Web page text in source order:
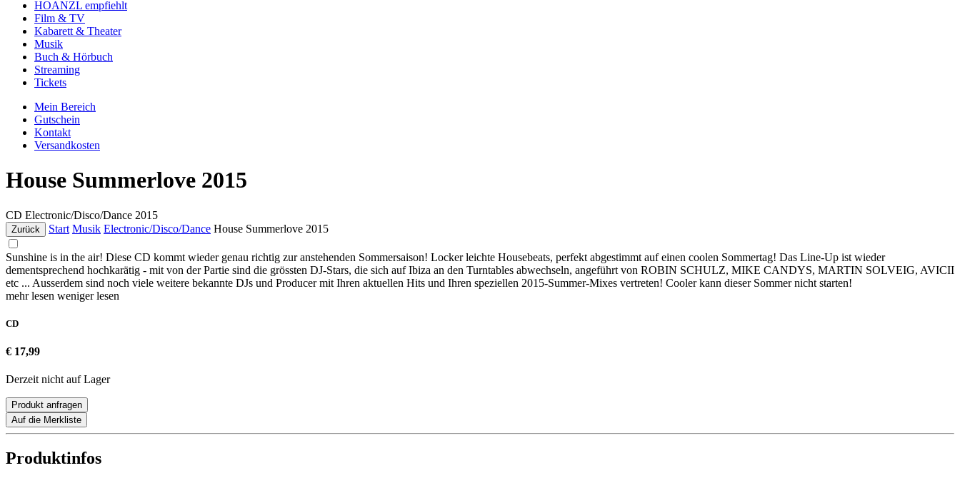
HOANZL empfiehlt
Film & TV
Kabarett & Theater
Musik
Buch & Hörbuch
Streaming
Tickets
Mein Bereich
Gutschein
Kontakt
Versandkosten
House Summerlove 2015
CD Electronic/Disco/Dance 2015
Zurück Start Musik Electronic/Disco/Dance House Summerlove 2015
Sunshine is in the air! Diese CD kommt wieder genau richtig zur anstehenden Sommersaison! Locker leichte Housebeats, perfekt abgestimmt auf einen coolen Sommertag! Das Line-Up ist wieder
dementsprechend hochkarätig - mit von der Partie sind die grössten DJ-Stars, die sich auf Ibiza an den Turntables abwechseln, angeführt von ROBIN SCHULZ, MIKE CANDYS, MARTIN SOLVEIG, AVICII
etc ... Ausserdem sind noch viele weitere bekannte DJs und Producer mit Ihren aktuellen Hits und Ihren speziellen 2015-Summer-Mixes vertreten! Cooler kann dieser Sommer nicht starten!
mehr lesen weniger lesen
CD
€ 17,99
Derzeit nicht auf Lager
Produkt anfragen
Auf die Merkliste
Produktinfos